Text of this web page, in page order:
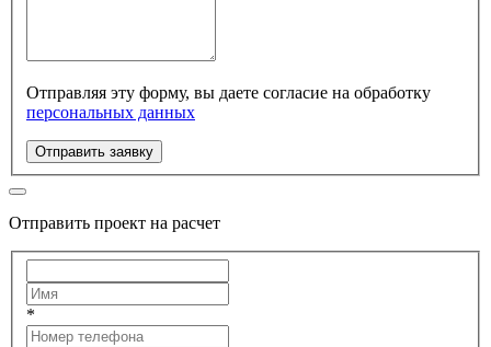
Отправляя эту форму, вы даете согласие на обработку
персональных данных
Отправить заявку
Отправить проект на расчет
*